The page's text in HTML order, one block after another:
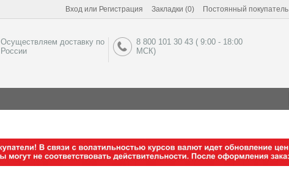
Вход или Регистрация Закладки (0) Постоянный покупатель
Осуществляем доставку по
России
8 800 101 30 43 ( 9:00 - 18:00
МСК)